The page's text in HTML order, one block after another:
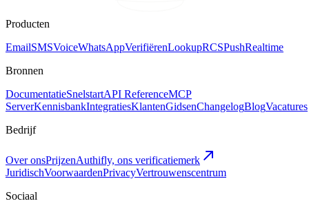
Producten
EmailSMSVoiceWhatsAppVerifiërenLookupRCSPushRealtime
Bronnen
DocumentatieSnelstartAPI ReferenceMCP
ServerKennisbankIntegratiesKlantenGidsenChangelogBlogVacatures
Bedrijf
Over onsPrijzenAuthifly, ons verificatiemerk
JuridischVoorwaardenPrivacyVertrouwenscentrum
Sociaal